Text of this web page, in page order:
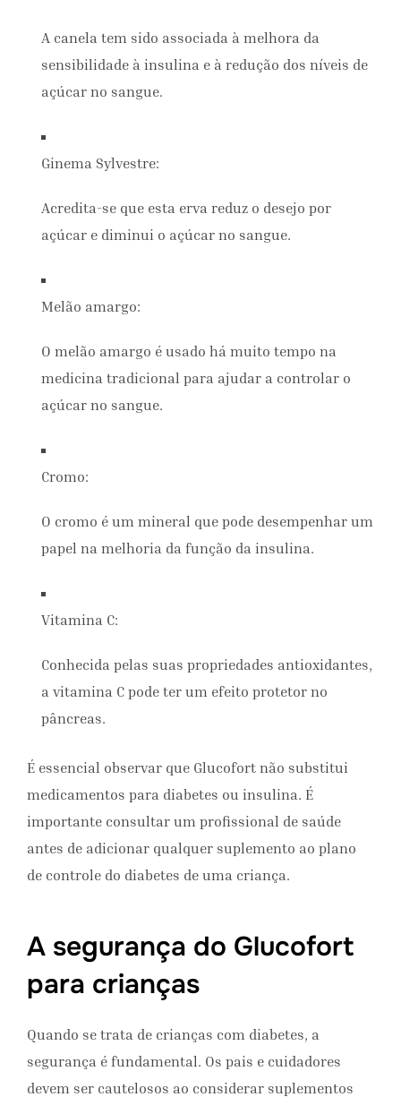
A canela tem sido associada à melhora da
sensibilidade à insulina e à redução dos níveis de
açúcar no sangue.
Ginema Sylvestre:
Acredita-se que esta erva reduz o desejo por
açúcar e diminui o açúcar no sangue.
Melão amargo:
O melão amargo é usado há muito tempo na
medicina tradicional para ajudar a controlar o
açúcar no sangue.
Cromo:
O cromo é um mineral que pode desempenhar um
papel na melhoria da função da insulina.
Vitamina C:
Conhecida pelas suas propriedades antioxidantes,
a vitamina C pode ter um efeito protetor no
pâncreas.
É essencial observar que Glucofort não substitui
medicamentos para diabetes ou insulina. É
importante consultar um profissional de saúde
antes de adicionar qualquer suplemento ao plano
de controle do diabetes de uma criança.
A segurança do Glucofort
para crianças
Quando se trata de crianças com diabetes, a
segurança é fundamental. Os pais e cuidadores
devem ser cautelosos ao considerar suplementos